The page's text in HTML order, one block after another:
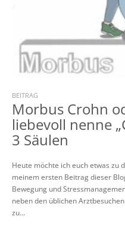
BEITRAG
Morbus Crohn
liebevoll nenne
3 Säulen
Heute möchte ich euch etwas zu
meinem ersten Beitrag dieser
Bewegung und
neben den üblichen
zu...